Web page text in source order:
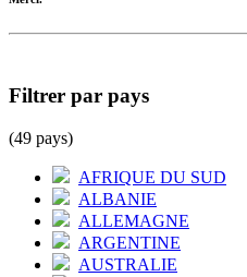
Filtrer par pays
(49 pays)
AFRIQUE DU SUD
ALBANIE
ALLEMAGNE
ARGENTINE
AUSTRALIE